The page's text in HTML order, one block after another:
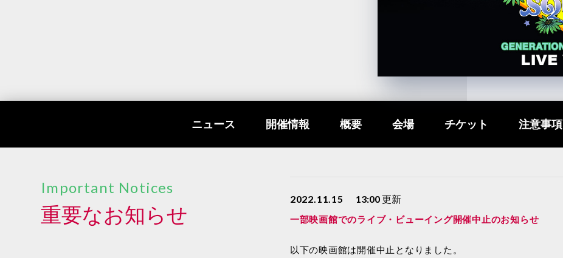
ニュース 開催情報 概要 会場 チケット 注意事項
Important Notices
重要なお知らせ
2022.11.15 13:00更新
一部映画館でのライブ・ビューイング開催中止のお知らせ
以下の映画館は開催中止となりました。